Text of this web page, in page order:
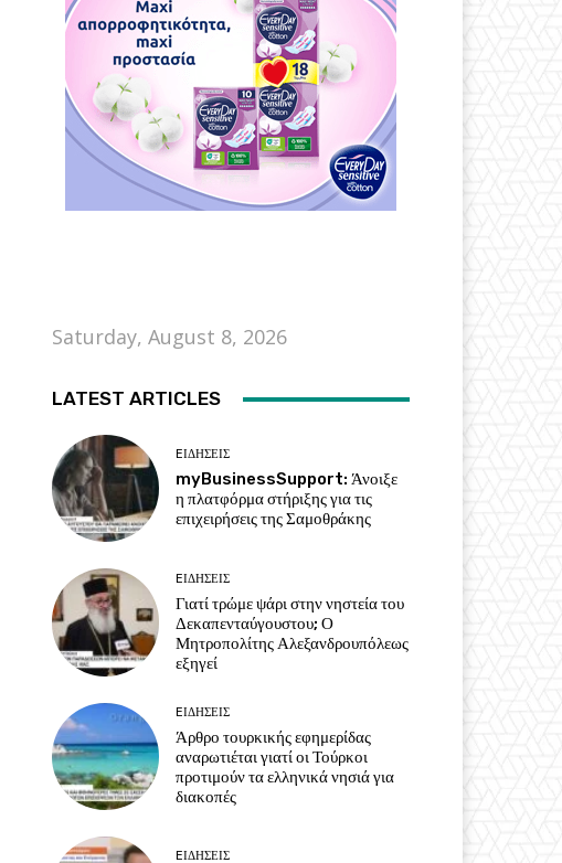
Saturday, August 8, 2026
LATEST ARTICLES
EΙΔΗΣΕΙΣ
myBusinessSupport: Άνοιξε
η πλατφόρμα στήριξης για τις
επιχειρήσεις της Σαμοθράκης
EΙΔΗΣΕΙΣ
Γιατί τρώμε ψάρι στην νηστεία του
Δεκαπενταύγουστου; Ο
Μητροπολίτης Αλεξανδρουπόλεως
εξηγεί
EΙΔΗΣΕΙΣ
Άρθρο τουρκικής εφημερίδας
αναρωτιέται γιατί οι Τούρκοι
προτιμούν τα ελληνικά νησιά για
διακοπές
EΙΔΗΣΕΙΣ